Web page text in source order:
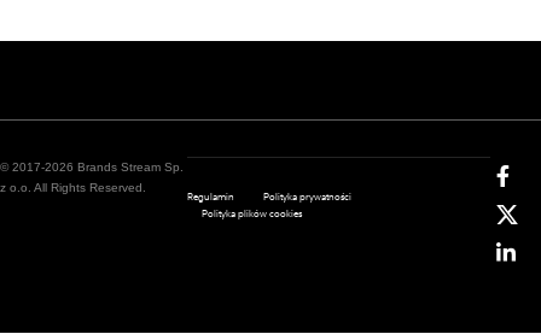
© 2017-2026 Brands Stream Sp.
z o.o. All Rights Reserved.
Regulamin
Polityka prywatności
Polityka plików cookies